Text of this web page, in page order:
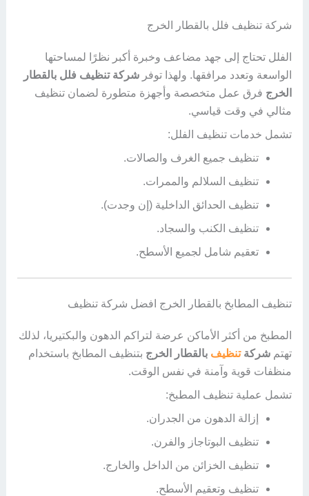
شركة تنظيف فلل بالقطار الخرج
الفلل تحتاج إلى جهد مضاعف وخبرة أكبر نظرًا لمساحتها
الواسعة وتعدد مرافقها. ولهذا توفر شركة تنظيف فلل بالقطار
الخرج فرق عمل متخصصة وأجهزة متطورة لضمان تنظيف
مثالي في وقت قياسي.
تشمل خدمات تنظيف الفلل:
تنظيف جميع الغرف والصالات.
تنظيف السلالم والممرات.
تنظيف الحدائق الداخلية (إن وجدت).
تنظيف الكنب والسجاد.
تعقيم شامل لجميع الأسطح.
تنظيف المطابخ بالقطار الخرج افضل شركة تنظيف
المطبخ من أكثر الأماكن عرضة لتراكم الدهون والبكتيريا، لذلك
تهتم شركةتنظيف بالقطار الخرج بتنظيف المطابخ باستخدام
منظفات قوية وآمنة في نفس الوقت.
تشمل عملية تنظيف المطبخ:
إزالة الدهون من الجدران.
تنظيف البوتاجاز والفرن.
تنظيف الخزائن من الداخل والخارج.
تنظيف وتعقيم الأسطح.